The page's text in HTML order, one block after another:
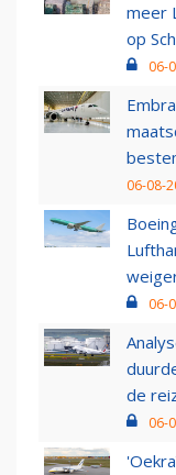
meer
op
06-
06-08-
06-
de
06-